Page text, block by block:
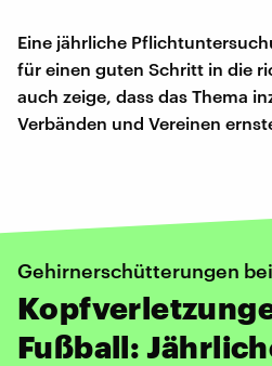
Eine jährliche
für einen guten Schritt in die
auch zeige, dass das Thema
Verbänden und Vereinen
Gehirnerschütterungen
Fußball: